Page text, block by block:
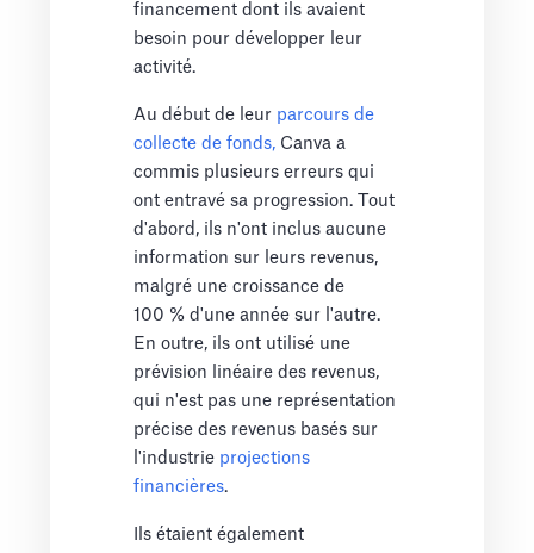
financement dont ils avaient
besoin pour développer leur
activité.
Au début de leur parcours de
collecte de fonds, Canva a
commis plusieurs erreurs qui
ont entravé sa progression. Tout
d'abord, ils n'ont inclus aucune
information sur leurs revenus,
malgré une croissance de
100 % d'une année sur l'autre.
En outre, ils ont utilisé une
prévision linéaire des revenus,
qui n'est pas une représentation
précise des revenus basés sur
l'industrie projections
financières.
Ils étaient également